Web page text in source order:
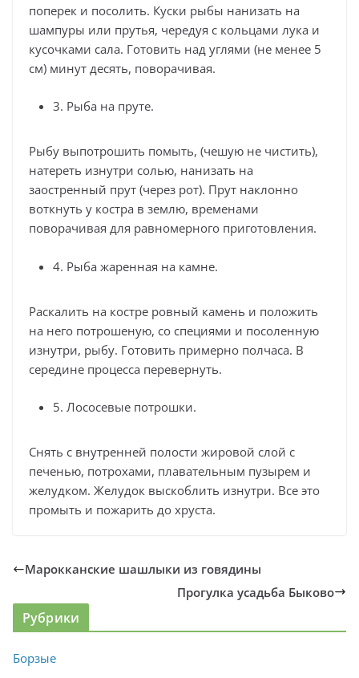
поперек и посолить. Куски рыбы нанизать на
шампуры или прутья, чередуя с кольцами лука и
кусочками сала. Готовить над углями (не менее 5
см) минут десять, поворачивая.
3. Рыба на пруте.
Рыбу выпотрошить помыть, (чешую не чистить),
натереть изнутри солью, нанизать на
заостренный прут (через рот). Прут наклонно
воткнуть у костра в землю, временами
поворачивая для равномерного приготовления.
4. Рыба жаренная на камне.
Раскалить на костре ровный камень и положить
на него потрошеную, со специями и посоленную
изнутри, рыбу. Готовить примерно полчаса. В
середине процесса перевернуть.
5. Лососевые потрошки.
Снять с внутренней полости жировой слой с
печенью, потрохами, плавательным пузырем и
желудком. Желудок выскоблить изнутри. Все это
промыть и пожарить до хруста.
Марокканские шашлыки из говядины
Прогулка усадьба Быково
Рубрики
Борзые